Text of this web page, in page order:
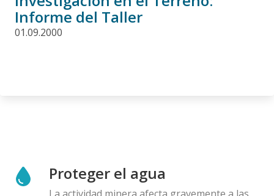
Informe del Taller
01.09.2000
Proteger el agua
La actividad minera afecta gravemente a las